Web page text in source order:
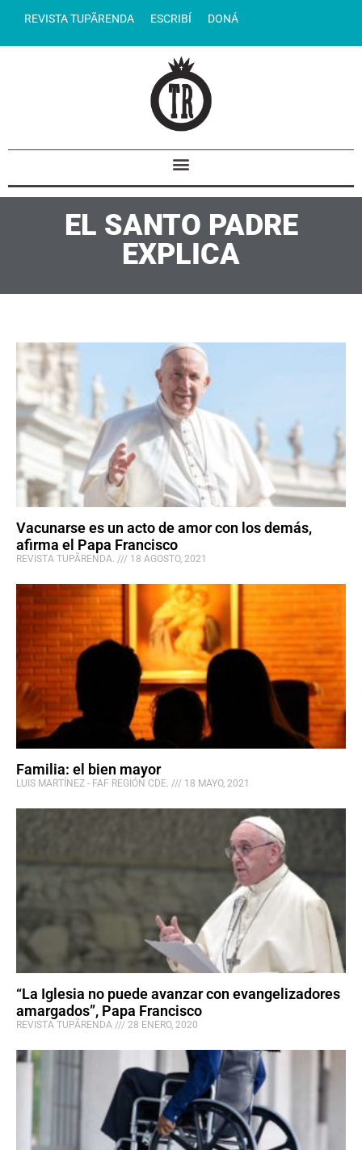
REVISTA TUPÃRENDA ESCRIBÍ DONÁ
EL SANTO PADRE
EXPLICA
Vacunarse es un acto de amor con los demás,
afirma el Papa Francisco
REVISTA TUPÃRENDA. 18 AGOSTO, 2021
Familia: el bien mayor
LUIS MARTÍNEZ - FAF REGIÓN CDE. 18 MAYO, 2021
“La Iglesia no puede avanzar con evangelizadores
amargados”, Papa Francisco
REVISTA TUPÃRENDA 28 ENERO, 2020